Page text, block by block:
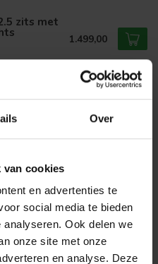
Over
van cookies
en advertenties te
social media te bieden
Ook delen we
onze site met onze
en analyse. Deze
zits met
1.499,00
- 2,5
- City
zits met
modesto 1.499,00